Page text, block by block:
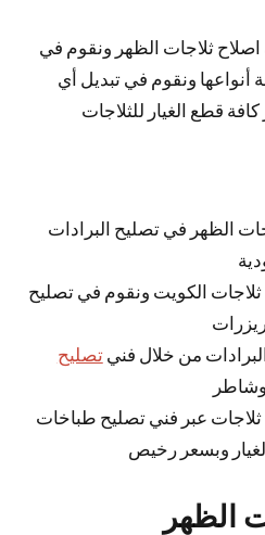
ثلاجات الظهر ونقوم في
أنواعها ونقوم في تبديل أي
قطع الغيار للثلاجات
الظهر في تصليح البرادات
الكويت ونقوم في تصليح
من خلال فنيتصليح
عبر فني تصليح طباخات
وبسعر رخيص
الظهر